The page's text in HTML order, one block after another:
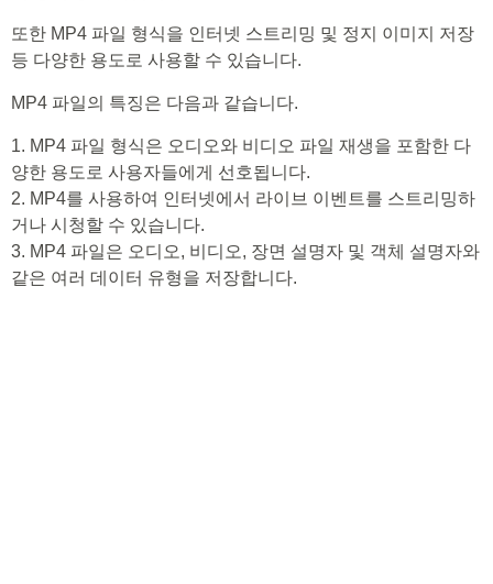
또한 MP4 파일 형식을 인터넷 스트리밍 및 정지 이미지 저장
등 다양한 용도로 사용할 수 있습니다.
MP4 파일의 특징은 다음과 같습니다.
1. MP4 파일 형식은 오디오와 비디오 파일 재생을 포함한 다
양한 용도로 사용자들에게 선호됩니다.
2. MP4를 사용하여 인터넷에서 라이브 이벤트를 스트리밍하
거나 시청할 수 있습니다.
3. MP4 파일은 오디오, 비디오, 장면 설명자 및 객체 설명자와
같은 여러 데이터 유형을 저장합니다.